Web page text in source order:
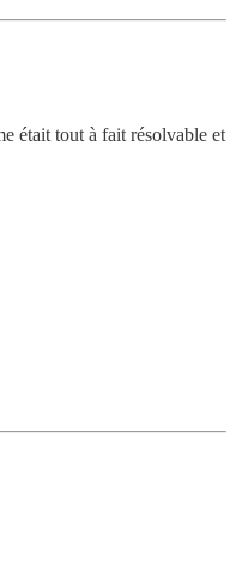
était tout à fait résolvable et